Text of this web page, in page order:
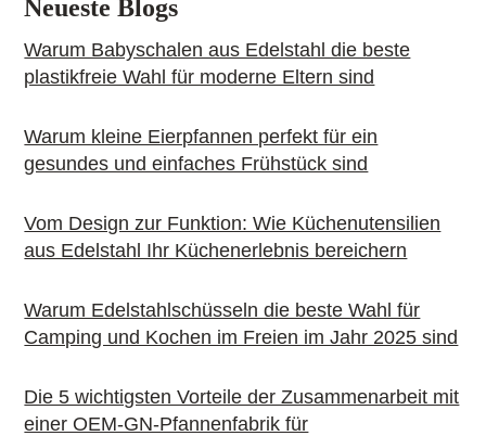
Neueste Blogs
Warum Babyschalen aus Edelstahl die beste
plastikfreie Wahl für moderne Eltern sind
Warum kleine Eierpfannen perfekt für ein
gesundes und einfaches Frühstück sind
Vom Design zur Funktion: Wie Küchenutensilien
aus Edelstahl Ihr Küchenerlebnis bereichern
Warum Edelstahlschüsseln die beste Wahl für
Camping und Kochen im Freien im Jahr 2025 sind
Die 5 wichtigsten Vorteile der Zusammenarbeit mit
einer OEM-GN-Pfannenfabrik für